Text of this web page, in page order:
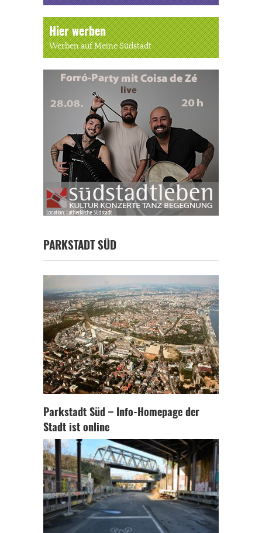
Hier werben
Werben auf Meine Südstadt
PARKSTADT SÜD
Parkstadt Süd – Info-Homepage der
Stadt ist online